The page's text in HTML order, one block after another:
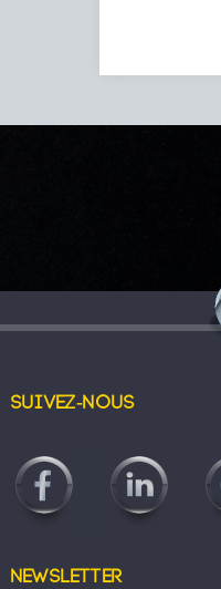
Suivez-nous
Newsletter